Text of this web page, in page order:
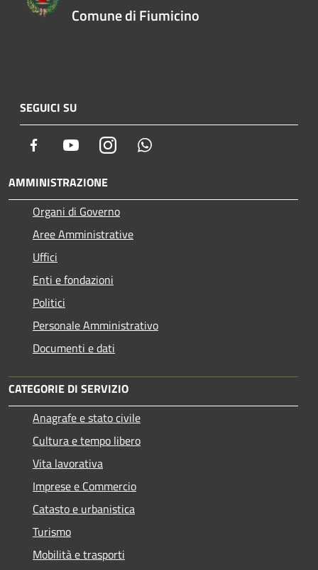
Comune di Fiumicino
SEGUICI SU
Facebook YoutubeInstagram
AMMINISTRAZIONE
Organi di Governo
Aree Amministrative
Uffici
Enti e fondazioni
Politici
Personale Amministrativo
Documenti e dati
CATEGORIE DI SERVIZIO
Anagrafe e stato civile
Cultura e tempo libero
Vita lavorativa
Imprese e Commercio
Catasto e urbanistica
Turismo
Mobilità e trasporti